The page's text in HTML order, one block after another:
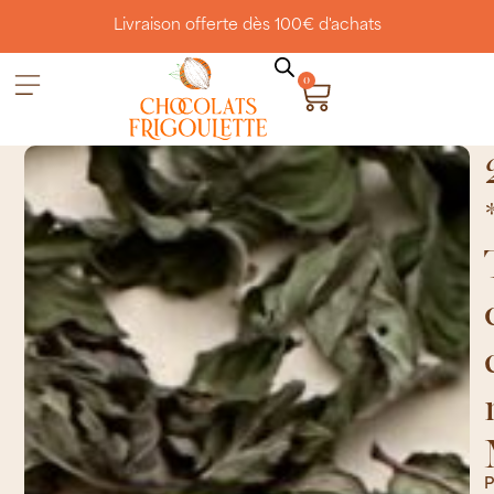
Livraison offerte dès 100€ d'achats
0